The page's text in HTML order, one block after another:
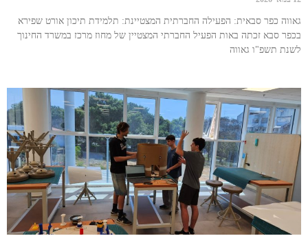
גאווה כפר סבאית: הפעילה החברתית המצטיינת: תלמידת תיכון אורט שפירא
בכפר סבא זכתה באות הפעיל החברתי המצטיין של מחוז מרכז במשרד החינוך
לשנת תשפ"ו גאווה